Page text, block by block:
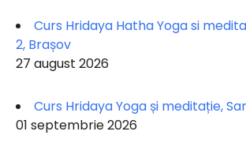
Curs Hridaya Hatha Yoga si
2, Brașov
27 august 2026
Curs Hridaya Yoga și meditație,
01 septembrie 2026